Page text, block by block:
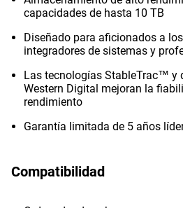
capacidades de hasta 10 TB
Diseñado para aficionados a
integradores de sistemas y
Las tecnologías StableTrac™ y
Western Digital mejoran la
rendimiento
Garantía limitada de 5 años
Compatibilidad